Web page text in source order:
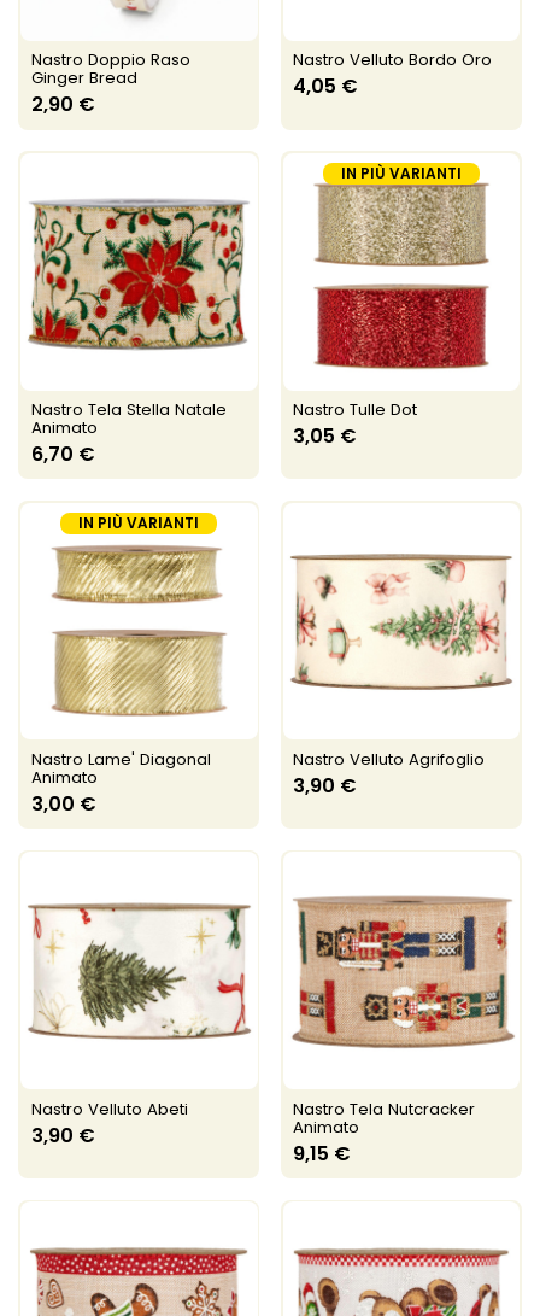
Nastro Doppio Raso
Ginger Bread
2,90 €
Nastro Velluto Bordo Oro
4,05 €
Nastro Tela Stella Natale
Animato
6,70 €
IN PIÙ VARIANTI
Nastro Tulle Dot
3,05 €
IN PIÙ VARIANTI
Nastro Lame' Diagonal
Animato
3,00 €
Nastro Velluto Agrifoglio
3,90 €
Nastro Velluto Abeti
3,90 €
Nastro Tela Nutcracker
Animato
9,15 €